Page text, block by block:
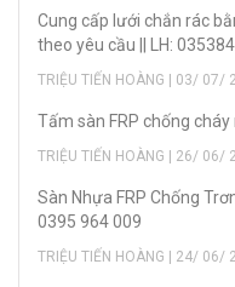
Cung cấp lưới chắn rác
theo yêu cầu || LH:
TRIỆU TIẾN HOÀNG | 03/ 07/
Tấm sàn FRP chống
TRIỆU TIẾN HOÀNG | 26/ 06/
Sàn Nhựa FRP Chống
0395 964 009
TRIỆU TIẾN HOÀNG | 24/ 06/